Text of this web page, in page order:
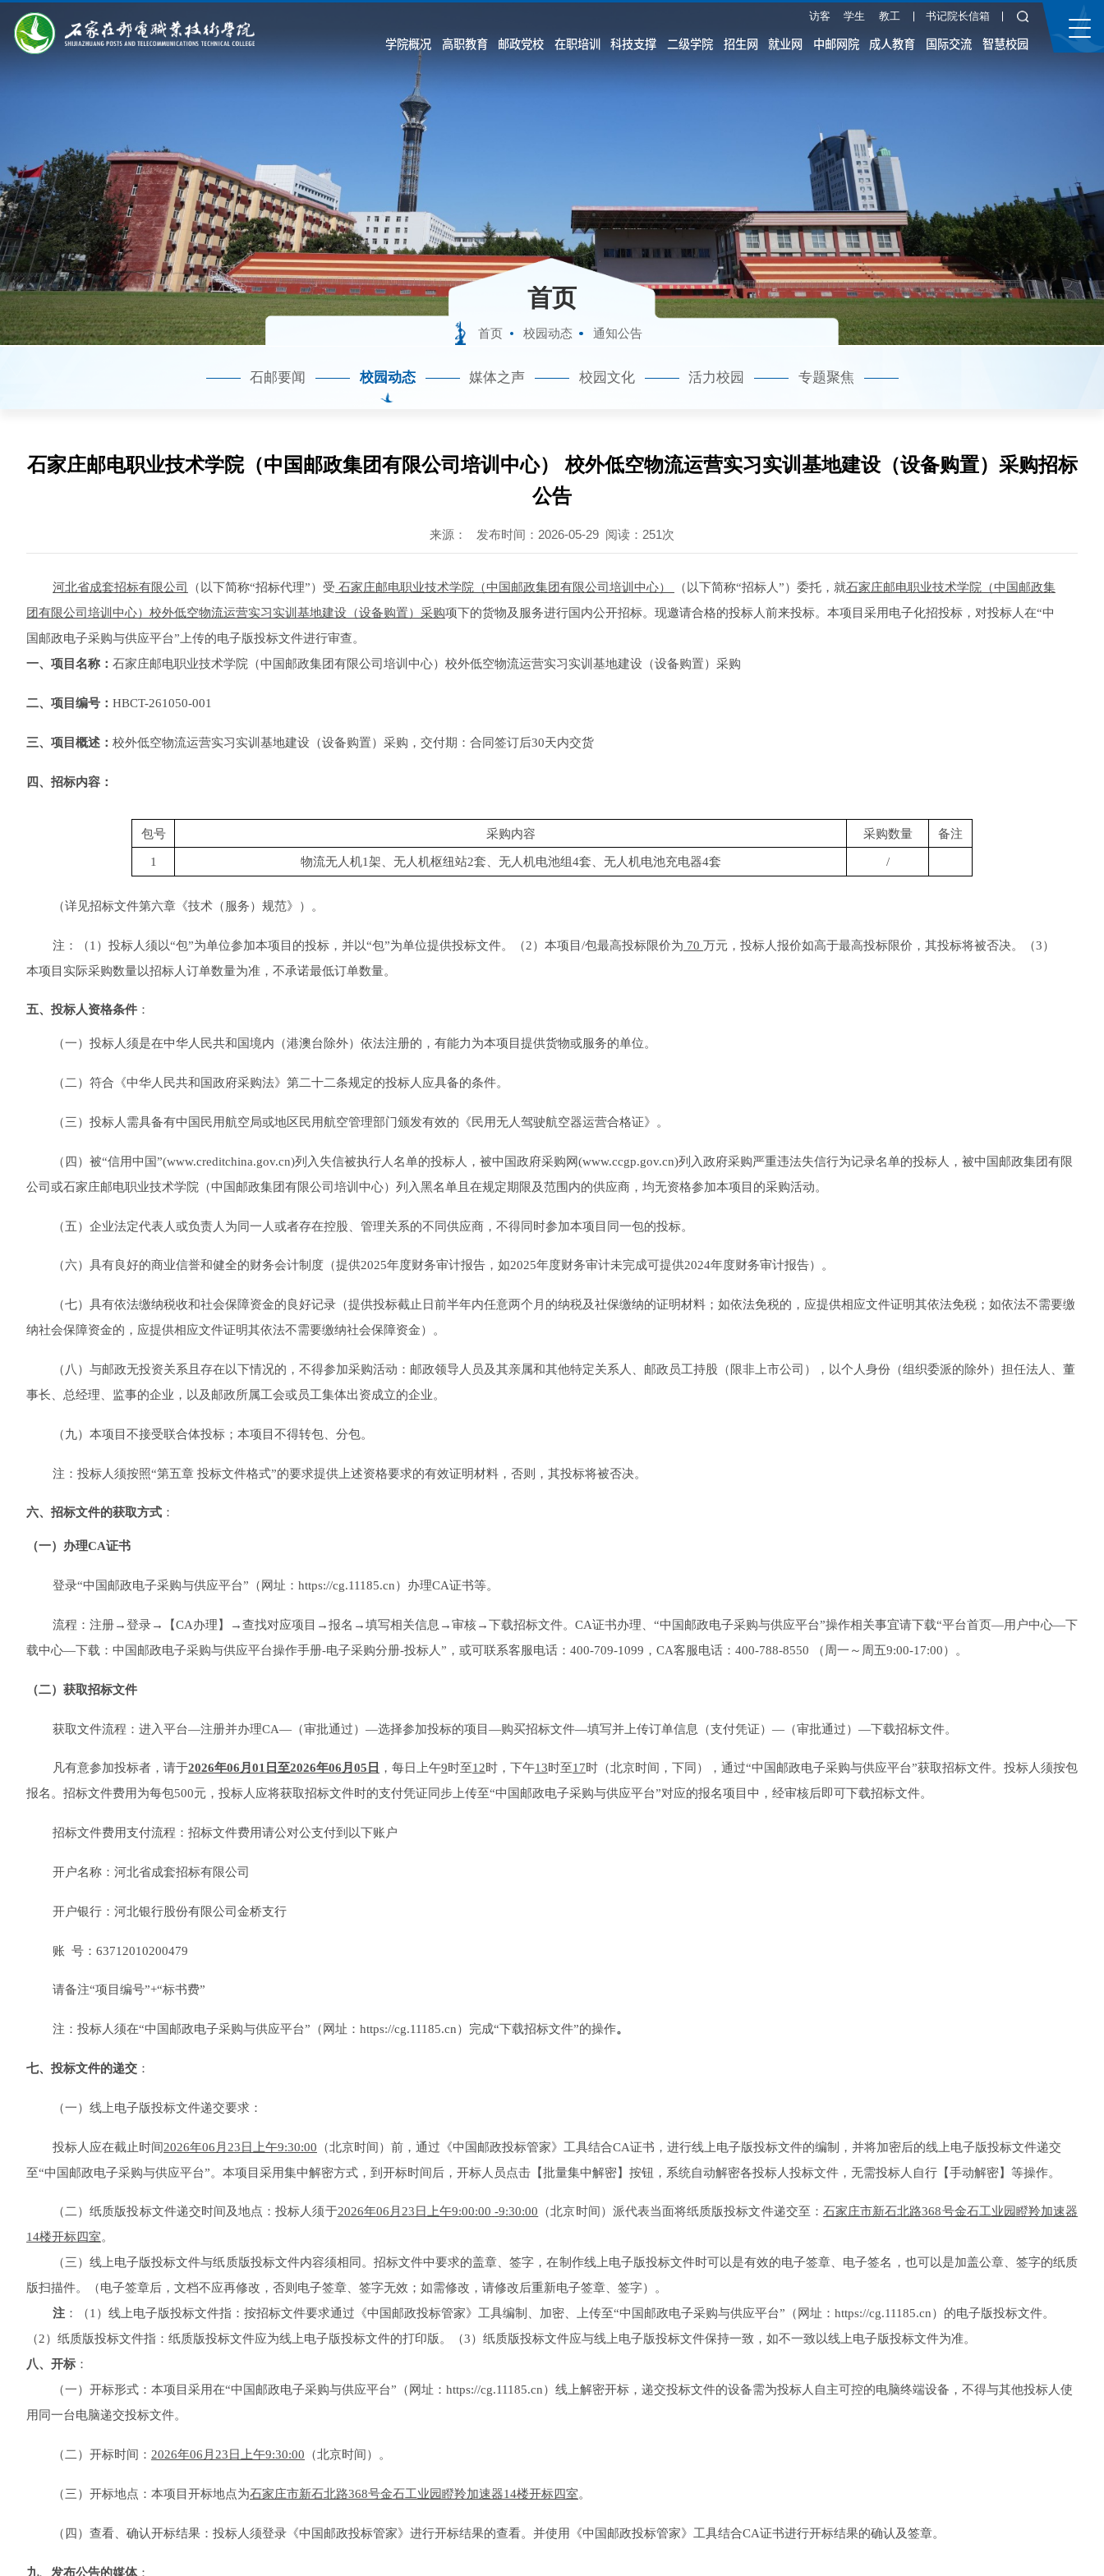
访客 学生 教工 书记院长信箱
学院概况 高职教育 邮政党校 在职培训 科技支撑 二级学院 招生网 就业网 中邮网院 成人教育 国际交流 智慧校园
首页
首页 校园动态 通知公告
石邮要闻 校园动态 媒体之声 校园文化 活力校园 专题聚焦
石家庄邮电职业技术学院（中国邮政集团有限公司培训中心） 校外低空物流运营实习实训基地建设（设备购置）采购招标
公告
来源： 发布时间：2026-05-29 阅读： 251次
河北省成套招标有限公司 （以下简称“招标代理”）受 石家庄邮电职业技术学院（中国邮政集团有限公司培训中心） （以下简称“招标人”）委托， 就石家庄邮电职业技术学院（中国邮政集
团有限公司培训中心） 校外低空物流运营实习实训基地建设（设备购置）采购项下的货物及服务进行国内公开招标。现邀请合格的投标人前来投标。本项目采用电子化招投标，对投标人在“中
国邮政电子采购与供应平台”上传的电子版投标文件进行审查。
一、项目名称 ： 石家庄邮电职业技术学院（中国邮政集团有限公司培训中心） 校外低空物流运营实习实训基地建设（设备购置）采购
二、项目编号 ： HBCT-261050-001
三、项目概述 ： 校外低空物流运营实习实训基地建设（设备购置）采购， 交付期：合同签订后30天内交货
四、 招标内容：
包号 采购内容 采购数量 备注
1 物流无人机1架、无人机枢纽站2套、无人机电池组4套、无人机电池充电器4套 /
（详见招标文件第六章《技术（服务）规范》）。
注：（1）投标人须以“包”为单位参加本项目的投标，并以“包”为单位提供投标文件。 （2） 本项目 /包最高投标限价为 70 万元，投标人报价如高于最高投标限价，其投标将被否决。 （3）
本项目 实际采购数量以招标人订单数量为准，不承诺最低订单数量。
五、投标人资格条件 ：
（一）投标人须是在中华人民共和国境内（港澳台除外）依法注册的，有能力为本项目提供货物或服务的单位。
（二）符合《中华人民共和国政府采购法》第二十二条规定的投标人应具备的条件。
（三）投标人需具备有中国民用航空局或地区民用航空管理部门颁发有效的《民用无人驾驶航空器运营合格证》 。
（ 四 ）被“信用中国”(www.creditchina.gov.cn)列入失信被执行人名单的投标人，被中国政府采购网(www.ccgp.gov.cn)列入政府采购严重违法失信行为记录名单的投标人，被中国邮政集团有限
公司或石家庄邮电职业技术学院（中国邮政集团有限公司培训中心）列入黑名单且在规定期限及范围内的供应商，均无资格参加本项目的采购活动。
（五）企业法定代表人或负责人为同一人或者存在控股、管理关系的不同供应商，不得同时参加本项目同一包的投标。
（六）具有良好的商业信誉和健全的财务会计制度（提供2025年度财务审计报告，如2025年度财务审计未完成可提供2024年度财务审计报告）。
（七）具有依法缴纳税收和社会保障资金的良好记录（提供投标截止日前半年内任意两个月的纳税及社保缴纳的证明材料；如依法免税的，应提供相应文件证明其依法免税；如依法不需要缴
纳社会保障资金的，应提供相应文件证明其依法不需要缴纳社会保障资金）。
（ 八 ）与邮政无投资关系且存在以下情况的，不得参加采购活动：邮政领导人员及其亲属和其他特定关系人、邮政员工持股（限非上市公司），以个人身份（组织委派的除外）担任法人、董
事长、总经理、监事的企业，以及邮政所属工会或员工集体出资成立的企业。
（九）本项目不接受联合体投标；本项目不得转包、分包。
注：投标人须按照“第五章 投标文件格式”的要求提供上述资格要求的有效证明材料，否则，其投标将被否决。
六、 招标文件的获取方式 ：
（一）办理CA证书
登录“中国邮政电子采购与供应平台” （网址： https://cg.11185.cn）办理CA证书等。
流程：注册→登录→【CA办理】→查找对应项目→报名→填写相关信息→审核→下载招标文件。 CA证书办理、“中国邮政电子采购与供应平台”操作相关事宜请下载“平台首页—用户中心—下
载中心—下载： 中国邮政电子采购与供应平台操作手册-电子采购分册-投标人”，或可联系客服电话 ： 400-709-1099， CA客服电话：400-788-8550 （周一～周五9:00-17:00）。
（二）获取招标文件
获取文件流程：进入平台—注册并办理CA—（审批通过）—选择参加投标的项目—购买招标文件—填写并上传订单信息（支付凭证）—（审批通过）—下载招标文件。
凡有意参加投标者 ，请于2026年06月 01 日至2026年06月 05 日 ，每日上午9时至12时，下午13时至17时（北京时间，下同），通过“中国邮政电子采购与供应平台”获取招标文件。投标人须按包
报名。招标文件费用为每包500元，投标人应将获取招标文件时的支付凭证同步上传至“中国邮政电子采购与供应平台”对应的报名项目中，经审核后即可下载招标文件。
招标文件费用支付流程： 招标文件费用请公对公支付到以下账户
开户名称：河北省成套招标有限公司
开户银行：河北银行股份有限公司金桥支行
账 号：63712010200479
请备注“项目编号”+“标书费”
注：投标人须在“中国邮政电子采购与供应平台”（网址：https://cg.11185.cn）完成“下载招标文件”的操作。
七、投标文件的递交 ：
（一） 线上电子版投标文件递交要求 ：
投标人应在截止时间2026年06月23日 上午9:30:00 （北京时间）前 ， 通过《中国邮政投标管家》工具结合CA证书 ， 进行线上电子版投标文件的编制， 并将加密后的线上电子版投标文件递交
至“中国邮政电子采购与供应平台”。 本项目采用集中解密方式，到开标时间后，开标人员点击【批量集中解密】按钮，系统自动解密各投标人投标文件 ，无需投标人 自行 【手动解密】等操作。
（二）纸质版投标文件递交时间及地点：投标人须于2026年06月23日上午9:00:00 -9:30:00 （北京时间）派代表当面将纸质版投标文件递交至： 石家庄市新石北路368号金石工业园瞪羚加速器
14楼开标四室。
（三）线上电子版投标文件与纸质版投标文件内容须相同。招标文件中要求的盖章、签字，在制作线上电子版投标文件时可以是有效的电子签章、电子签名，也可以是加盖公章、签字的纸质
版扫描件。（电子签章后，文档不应再修改，否则电子签章、签字无效；如需修改，请修改后重新电子签章、签字）。
注 ： （1） 线上电子版投标文件指：按招标文件要求通过《中国邮政投标管家》工具编制、加密、上传至“中国邮政电子采购与供应平台”（网址：https://cg.11185.cn）的电子版投标文件。
（2） 纸质版投标文件指： 纸质版投标文件应为线上电子版投标文件的打印版。 （3） 纸质版投标文件应与线上电子版投标文件保持一致，如不一致以线上电子版投标文件为准。
八、开标 ：
（一）开标形式：本项目采用在“中国邮政电子采购与供应平台”（网址：https://cg.11185.cn）线上解密开标 ， 递交投标文件的设备需为投标人自主可控的电脑终端设备，不得与其他投标人使
用同一台电脑递交投标文件。
（ 二 ）开标时间： 2026年06月23日 上午9:30:00 （北京时间）。
（三）开标地点： 本项目开标地点为石家庄市新石北路368号金石工业园瞪羚加速器14楼开标四室。
（ 四 ） 查看、确认开标结果：投标人须登录《中国邮政投标管家》进行开标结果的查看。并使用《中国邮政投标管家》工具结合CA证书进行开标结果的确认及签章。
九、 发布公告的媒体：